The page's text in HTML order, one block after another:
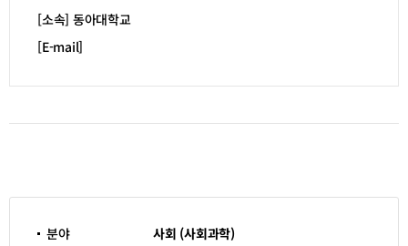
[소속] 동아대학교
[E-mail]
분야 사회 (사회과학)